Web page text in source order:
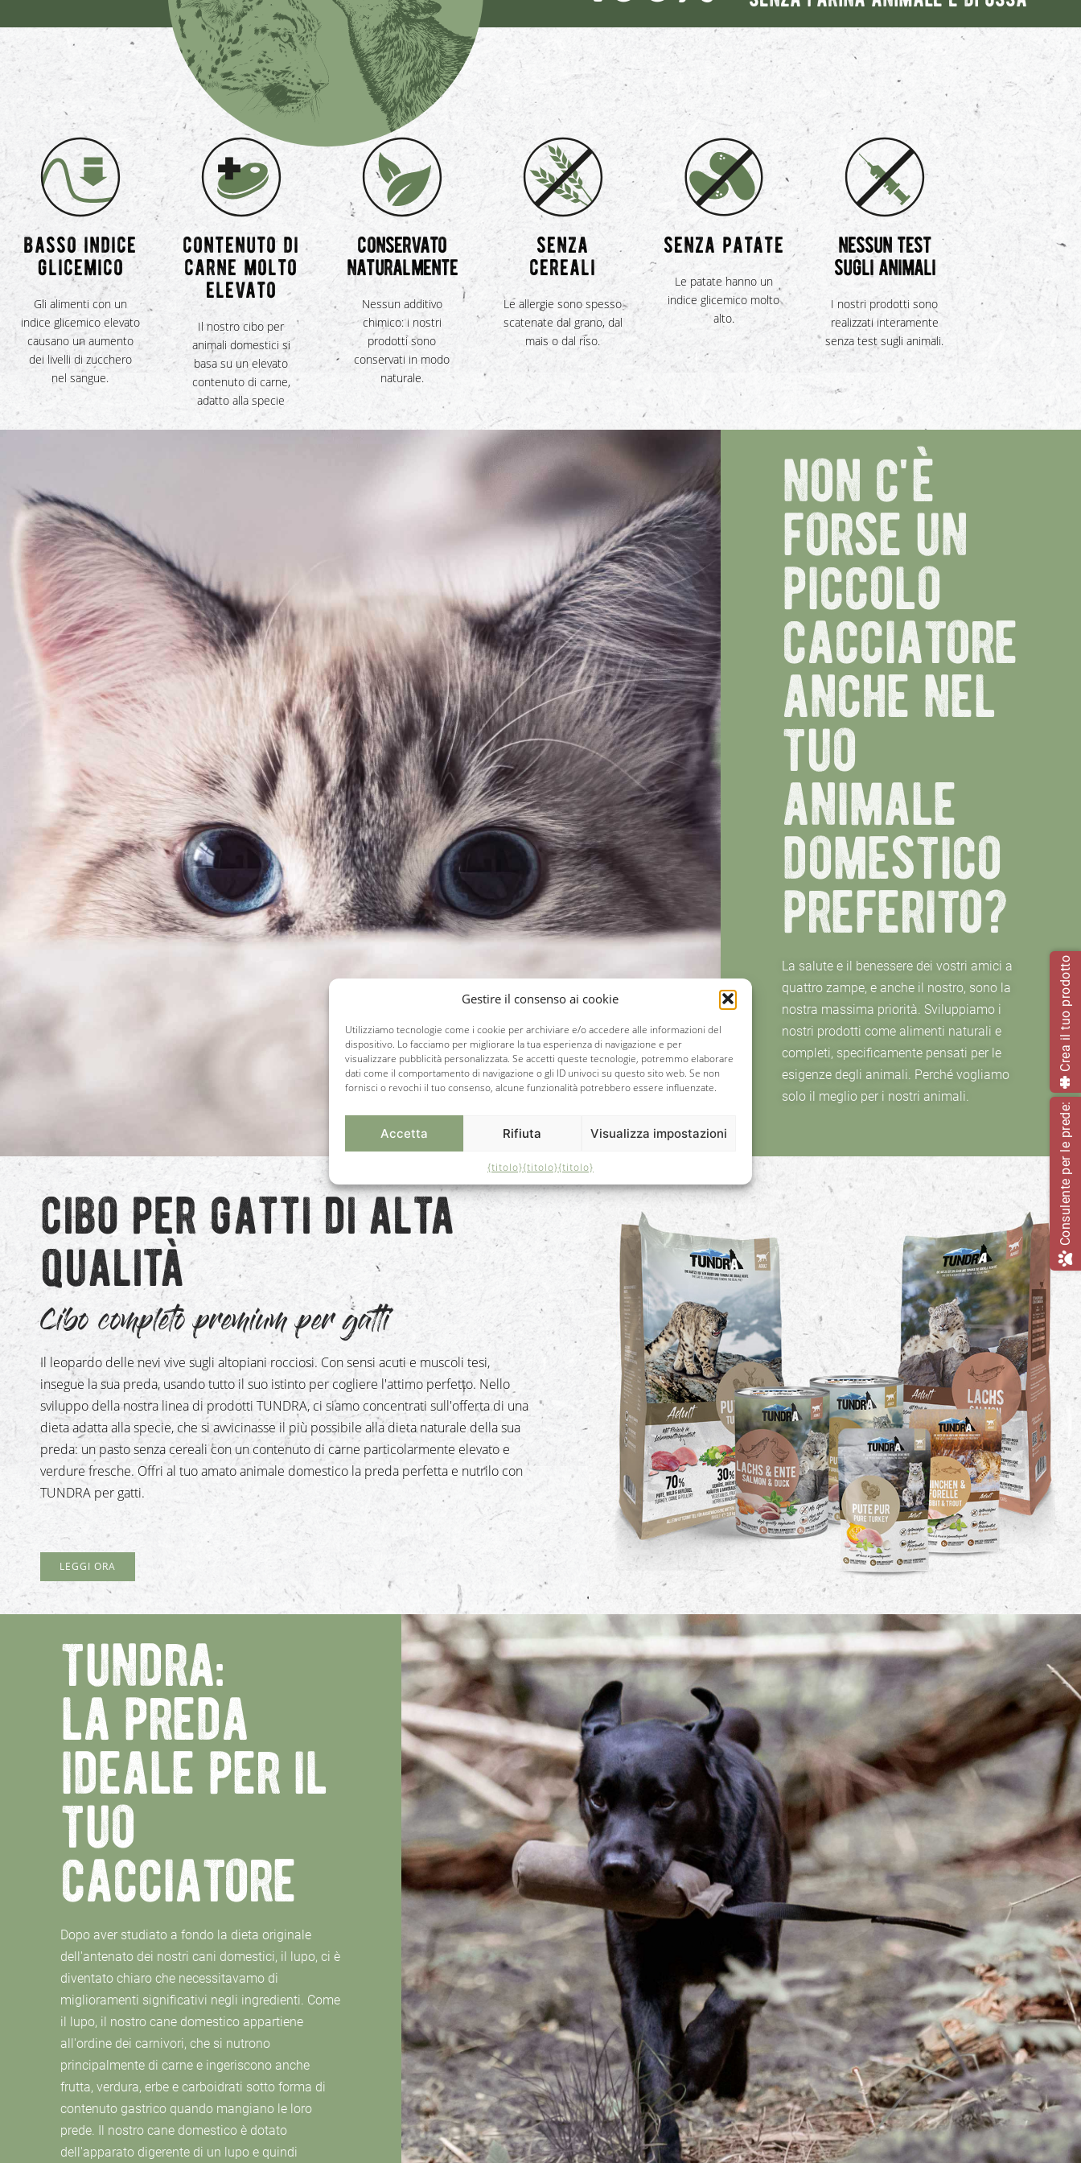
Gestire il consenso ai cookie
Utilizziamo tecnologie come i cookie per archiviare e/o accedere alle informazioni del
dispositivo. Lo facciamo per migliorare la tua esperienza di navigazione e per
visualizzare pubblicità personalizzata. Se accetti queste tecnologie, potremmo elaborare
dati come il comportamento di navigazione o gli ID univoci su questo sito web. Se non
fornisci o revochi il tuo consenso, alcune funzionalità potrebbero essere influenzate.
Accetta Rifiuta Visualizza impostazioni
{titolo}{titolo}{titolo}
basso indice
glicemico
Gli alimenti con un
indice glicemico elevato
causano un aumento
dei livelli di zucchero
nel sangue.
contenuto di
carne molto
elevato
Il nostro cibo per
animali domestici si
basa su un elevato
contenuto di carne,
adatto alla specie
conservato
naturalmente
Nessun additivo
chimico: i nostri
prodotti sono
conservati in modo
naturale.
senza
cereali
Le allergie sono spesso
scatenate dal grano, dal
mais o dal riso.
senza patate
Le patate hanno un
indice glicemico molto
alto.
nessun test
sugli animali
I nostri prodotti sono
realizzati interamente
senza test sugli animali.
non c'è
forse un
piccolo
cacciatore
anche nel
tuo
animale
domestico
preferito?
La salute e il benessere dei vostri amici a
quattro zampe, e anche il nostro, sono la
nostra massima priorità. Sviluppiamo i
nostri prodotti come alimenti naturali e
completi, specificamente pensati per le
esigenze degli animali. Perché vogliamo
solo il meglio per i nostri animali.
cibo per gatti di alta
qualità
Cibo completo premium per gatti
Il leopardo delle nevi vive sugli altopiani rocciosi. Con sensi acuti e muscoli tesi,
insegue la sua preda, usando tutto il suo istinto per cogliere l'attimo perfetto. Nello
sviluppo della nostra linea di prodotti TUNDRA, ci siamo concentrati sull'offerta di una
dieta adatta alla specie, che si avvicinasse il più possibile alla dieta naturale della sua
preda: un pasto senza cereali con un contenuto di carne particolarmente elevato e
verdure fresche. Offri al tuo amato animale domestico la preda perfetta e nutrilo con
TUNDRA per gatti.
LEGGI ORA
tundra:
la preda
ideale per il
tuo
cacciatore
Dopo aver studiato a fondo la dieta originale
dell'antenato dei nostri cani domestici, il lupo, ci è
diventato chiaro che necessitavamo di
miglioramenti significativi negli ingredienti. Come
il lupo, il nostro cane domestico appartiene
all'ordine dei carnivori, che si nutrono
principalmente di carne e ingeriscono anche
frutta, verdura, erbe e carboidrati sotto forma di
contenuto gastrico quando mangiano le loro
prede. Il nostro cane domestico è dotato
dell'apparato digerente di un lupo e quindi
Crea il tuo prodotto
Consulente per le prede: